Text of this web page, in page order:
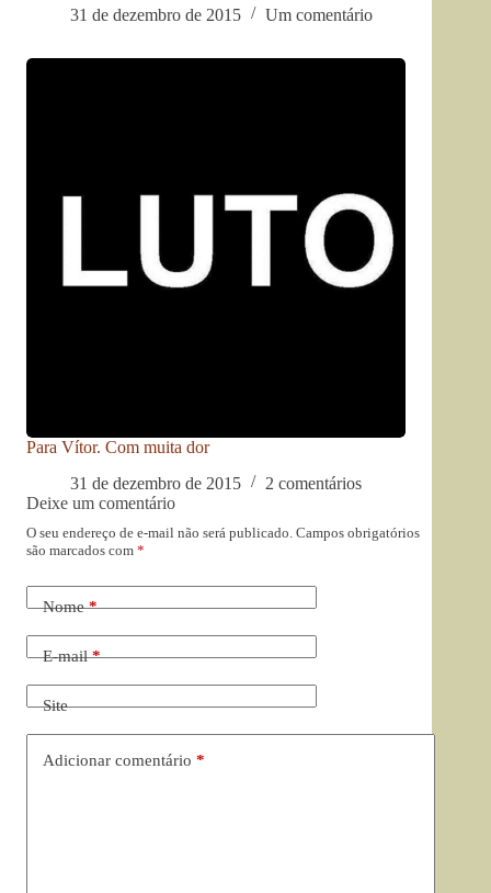
31 de dezembro de 2015
Um comentário
Para Vítor. Com muita dor
31 de dezembro de 2015
2 comentários
Deixe um comentário
O seu endereço de e-mail não será publicado. Campos obrigatórios
são marcados com *
Nome*
E-mail*
Site
Adicionar comentário *